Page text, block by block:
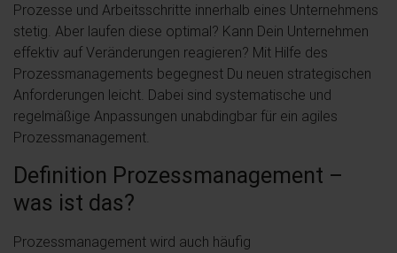
Prozesse und Arbeitsschritte innerhalb eines Unternehmens
stetig. Aber laufen diese optimal? Kann Dein Unternehmen
effektiv auf Veränderungen reagieren? Mit Hilfe des
Prozessmanagements begegnest Du neuen strategischen
Anforderungen leicht. Dabei sind systematische und
regelmäßige Anpassungen unabdingbar für ein agiles
Prozessmanagement.
Definition Prozessmanagement –
was ist das?
Prozessmanagement wird auch häufig